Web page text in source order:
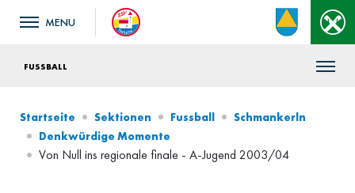
FUSSBALL
Startseite Sektionen Fussball
Schmankerln
Denkwürdige Momente
Von Null ins regionale finale - A-Jugend 2003/04